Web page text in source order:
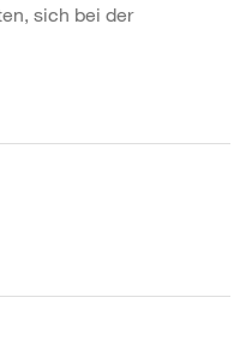
sich bei der